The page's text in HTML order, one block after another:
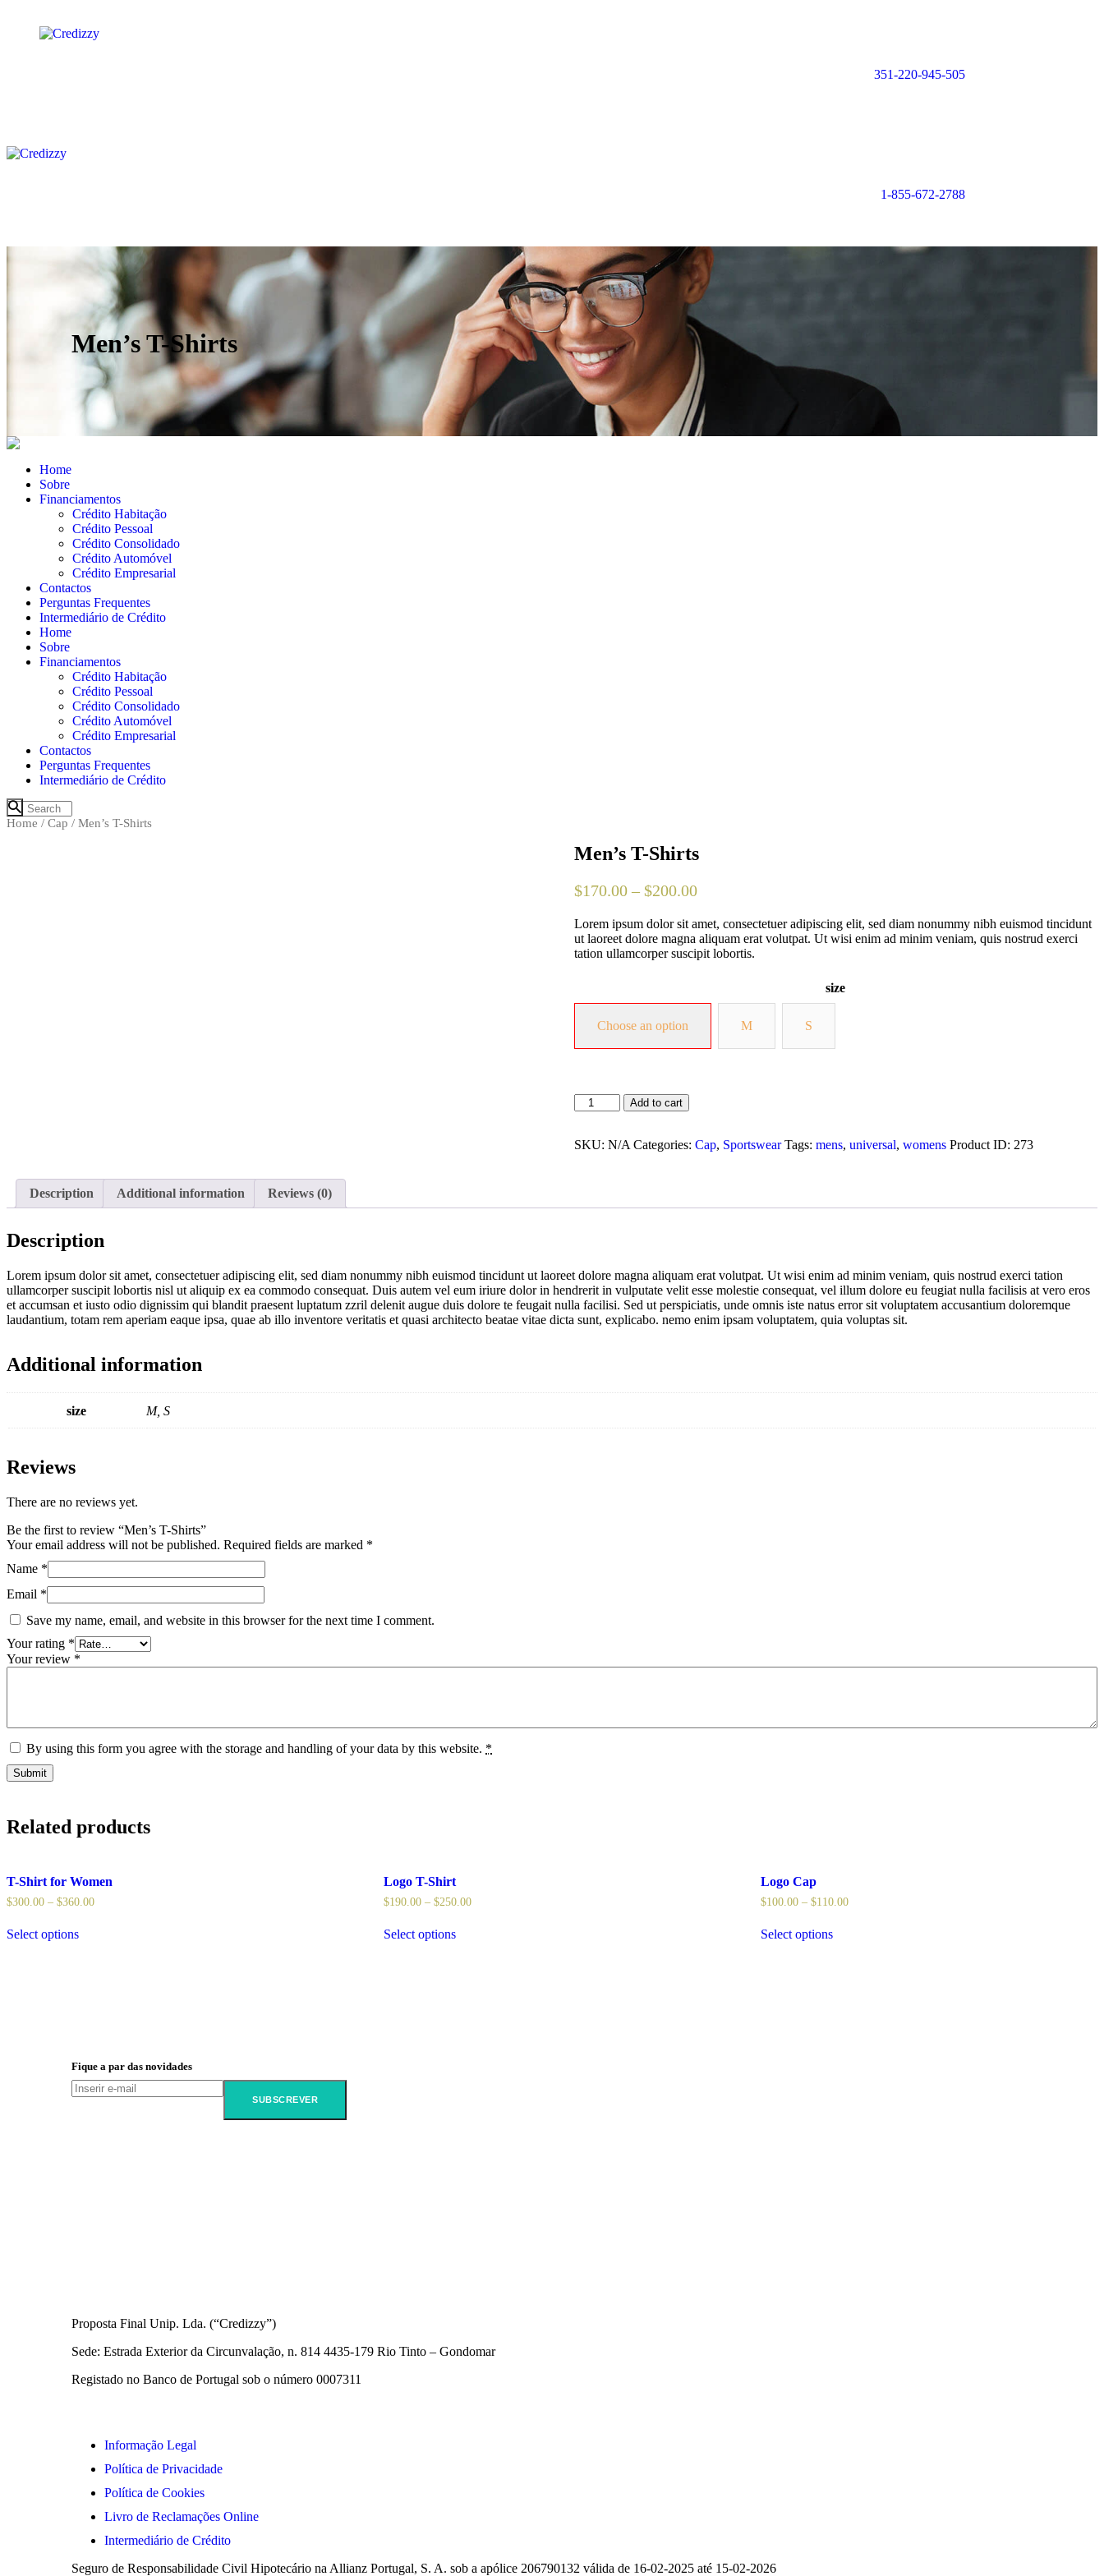
351-220-945-505
1-855-672-2788
Men’s T-Shirts
Home
Sobre
Financiamentos
Crédito Habitação
Crédito Pessoal
Crédito Consolidado
Crédito Automóvel
Crédito Empresarial
Contactos
Perguntas Frequentes
Intermediário de Crédito
Home
Sobre
Financiamentos
Crédito Habitação
Crédito Pessoal
Crédito Consolidado
Crédito Automóvel
Crédito Empresarial
Contactos
Perguntas Frequentes
Intermediário de Crédito
Home / Cap / Men’s T-Shirts
Men’s T-Shirts
$170.00–$200.00
Lorem ipsum dolor sit amet, consectetuer adipiscing elit, sed diam nonummy nibh euismod tincidunt
ut laoreet dolore magna aliquam erat volutpat. Ut wisi enim ad minim veniam, quis nostrud exerci
tation ullamcorper suscipit lobortis.
size
Choose an option M S
Add to cart
SKU: N/A Categories: Cap, Sportswear Tags: mens, universal, womens Product ID: 273
Description Additional information Reviews (0)
Description
Lorem ipsum dolor sit amet, consectetuer adipiscing elit, sed diam nonummy nibh euismod tincidunt ut laoreet dolore magna aliquam erat volutpat. Ut wisi enim ad minim veniam, quis nostrud exerci tation
ullamcorper suscipit lobortis nisl ut aliquip ex ea commodo consequat. Duis autem vel eum iriure dolor in hendrerit in vulputate velit esse molestie consequat, vel illum dolore eu feugiat nulla facilisis at vero eros
et accumsan et iusto odio dignissim qui blandit praesent luptatum zzril delenit augue duis dolore te feugait nulla facilisi. Sed ut perspiciatis, unde omnis iste natus error sit voluptatem accusantium doloremque
laudantium, totam rem aperiam eaque ipsa, quae ab illo inventore veritatis et quasi architecto beatae vitae dicta sunt, explicabo. nemo enim ipsam voluptatem, quia voluptas sit.
Additional information
size M, S
Reviews
There are no reviews yet.
Be the first to review “Men’s T-Shirts”
Your email address will not be published. Required fields are marked *
Name *
Email *
Save my name, email, and website in this browser for the next time I comment.
Your rating *
Your review *
By using this form you agree with the storage and handling of your data by this website. *
Related products
T-Shirt for Women
$300.00 – $360.00
Select options
Logo T-Shirt
$190.00– $250.00
Select options
Logo Cap
$100.00– $110.00
Select options
Fique a par das novidades
Proposta Final Unip. Lda. (“Credizzy”)
Sede: Estrada Exterior da Circunvalação, n. 814 4435-179 Rio Tinto – Gondomar
Registado no Banco de Portugal sob o número 0007311
Informação Legal
Política de Privacidade
Política de Cookies
Livro de Reclamações Online
Intermediário de Crédito
Seguro de Responsabilidade Civil Hipotecário na Allianz Portugal, S. A. sob a apólice 206790132 válida de 16-02-2025 até 15-02-2026